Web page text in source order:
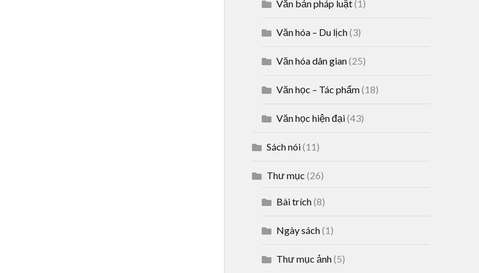
Văn bản pháp luật(1)
Văn hóa – Du lịch(3)
Văn hóa dân gian(25)
Văn học – Tác phẩm(18)
Văn học hiện đại(43)
Sách nói(11)
Thư mục (26)
Bài trích(8)
Ngày sách(1)
Thư mục ảnh(5)